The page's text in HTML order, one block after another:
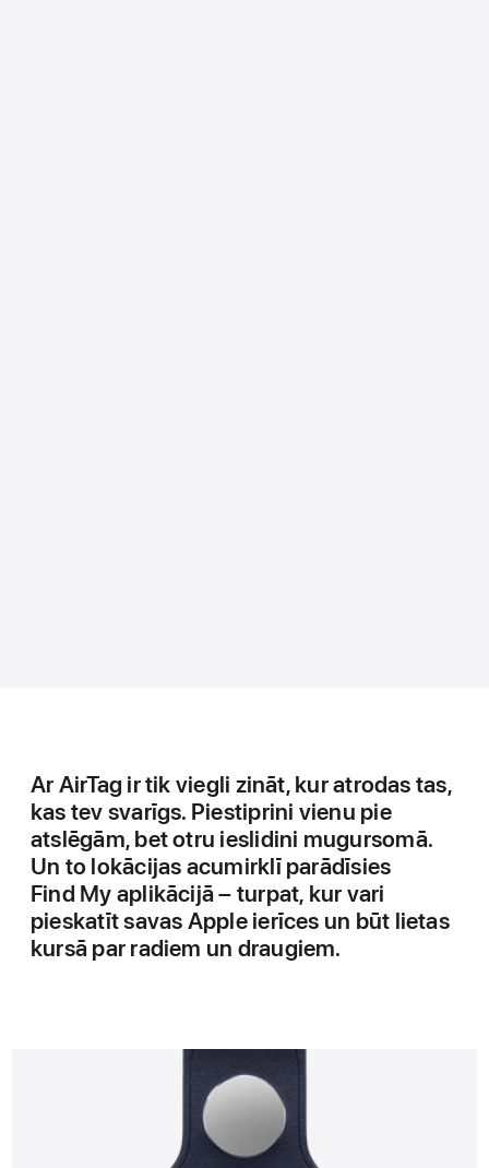
Ar AirTag ir tik viegli zināt, kur atrodas tas,
kas tev svarīgs. Piestiprini vienu pie
atslēgām, bet otru ieslidini mugursomā.
Un to lokācijas acumirklī parādīsies
Find My aplikācijā – turpat, kur vari
pieskatīt savas Apple ierīces un būt lietas
kursā par radiem un draugiem.